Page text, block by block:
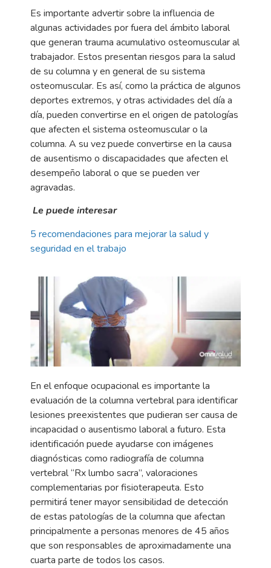
Es importante advertir sobre la influencia de
algunas actividades por fuera del ámbito laboral
que generan trauma acumulativo osteomuscular al
trabajador. Estos presentan riesgos para la salud
de su columna y en general de su sistema
osteomuscular. Es así, como la práctica de algunos
deportes extremos, y otras actividades del día a
día, pueden convertirse en el origen de patologías
que afecten el sistema osteomuscular o la
columna. A su vez puede convertirse en la causa
de ausentismo o discapacidades que afecten el
desempeño laboral o que se pueden ver
agravadas.
Le puede interesar
5 recomendaciones para mejorar la salud y
seguridad en el trabajo
En el enfoque ocupacional es importante la
evaluación de la columna vertebral para identificar
lesiones preexistentes que pudieran ser causa de
incapacidad o ausentismo laboral a futuro. Esta
identificación puede ayudarse con imágenes
diagnósticas como radiografía de columna
vertebral “Rx lumbo sacra”, valoraciones
complementarias por fisioterapeuta. Esto
permitirá tener mayor sensibilidad de detección
de estas patologías de la columna que afectan
principalmente a personas menores de 45 años
que son responsables de aproximadamente una
cuarta parte de todos los casos.